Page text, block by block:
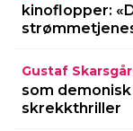
kinoflopper:
Gustaf
som
skrekkthriller